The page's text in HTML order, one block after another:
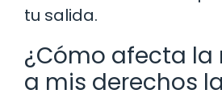
tu salida.
¿Cómo afecta la
a mis derechos